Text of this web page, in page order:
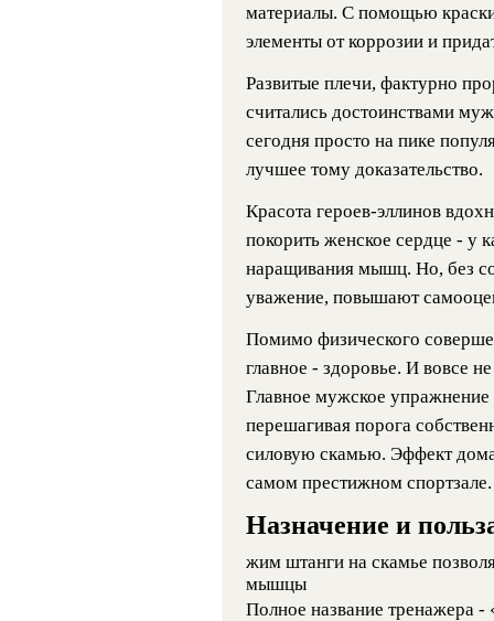
материалы. С помощью
элементы от коррозии и
Развитые плечи, фактурно
считались достоинствами
сегодня просто на пике
лучшее тому доказательство.
Красота героев-эллинов
покорить женское сердце - у
наращивания мышц. Но, без
уважение, повышают
Помимо физического
главное - здоровье. И вовсе
Главное мужское
перешагивая порога
силовую скамью. Эффект
самом престижном спортзале.
Назначение и
жим штанги на скамье
мышцы
Полное название тренажера